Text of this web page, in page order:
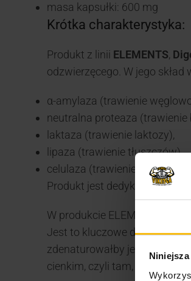
masa kapsułki: 600 mg
Krótka charakterystyka:
Produkt z linii ELEMENTS,
odzwierzęcego. W jego skład
α-amylaza (trawienie
neutralna proteaza (trawienie
laktaza (trawienie laktozy),
lipaza (trawienie tłuszczów),
celulaza (trawienie celulozy).
Produkt jest dedykowany dla
W produkcie ELEMENTS
Jest to kluczowe dla ich
zdenaturowałby je i pozbawił
cienkim, czyli tam, gdzie